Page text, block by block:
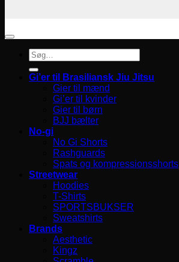
Søg
efter:
Gi’er til Brasiliansk Jiu Jitsu
Gier til mænd
Gi’er til kvinder
Gier til børn
BJJ bælter
No-gi
No Gi Shorts
Rashguards
Spats og kompressionsshorts
Streetwear
Hoodies
T-Shirts
SPORTSBUKSER
Sweatshirts
Brands
Aesthetic
Kingz